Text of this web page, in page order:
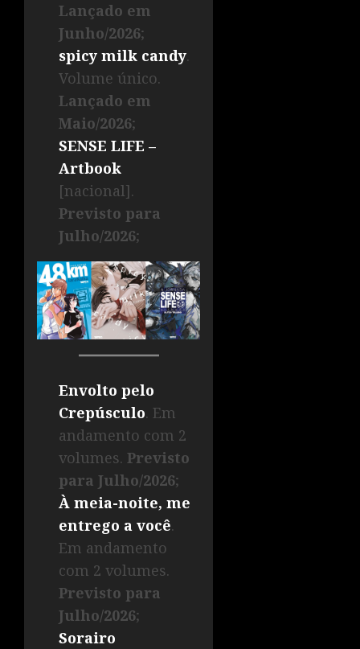
Lançado em
Junho/2026;
spicy milk candy.
Volume único.
Lançado em
Maio/2026;
SENSE LIFE –
Artbook
[nacional].
Previsto para
Julho/2026;
Envolto pelo
Crepúsculo. Em
andamento com 2
volumes. Previsto
para Julho/2026;
À meia-noite, me
entrego a você.
Em andamento
com 2 volumes.
Previsto para
Julho/2026;
Sorairo